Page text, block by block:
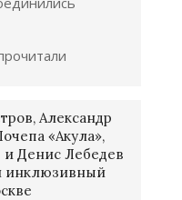
Александр
«Акула»,
Денис Лебедев
инклюзивный